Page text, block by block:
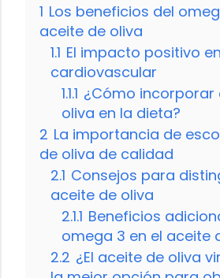
1 Los beneficios del
aceite de oliva
1.1 El impacto positivo
cardiovascular
1.1.1 ¿Cómo incorporar
oliva en la dieta?
2 La importancia de
de oliva de calidad
2.1 Consejos para
aceite de oliva
2.1.1 Beneficios
omega 3 en el aceite
2.2 ¿El aceite de oliva